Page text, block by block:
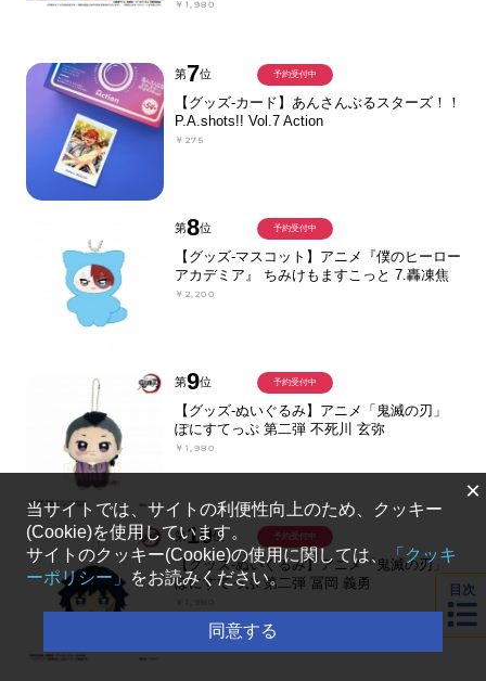
￥1,980
第7位
【グッズ-カード】あんさんぶるスターズ！！
P.A.shots!! Vol.7 Action
￥275
予約受付中
第8位
【グッズ-マスコット】アニメ『僕のヒーロー
アカデミア』 ちみけもますこっと 7.轟凍焦
￥2,200
予約受付中
第9位
【グッズ-ぬいぐるみ】アニメ「鬼滅の刃」
ぽにすてっぷ 第二弾 不死川 玄弥
￥1,980
予約受付中
第10位
【グッズ-ぬいぐるみ】アニメ「鬼滅の刃」
ぽにすてっぷ 第二弾 冨岡 義勇
予約受付中
目次
×
当サイトでは、サイトの利便性向上のため、クッキー
(Cookie)を使用しています。
サイトのクッキー(Cookie)の使用に関しては、「クッキ
ーポリシー」 をお読みください。
同意する